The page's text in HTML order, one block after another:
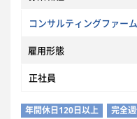
コンサルティングファーム
雇用形態
正社員
年間休日120日以上 完全